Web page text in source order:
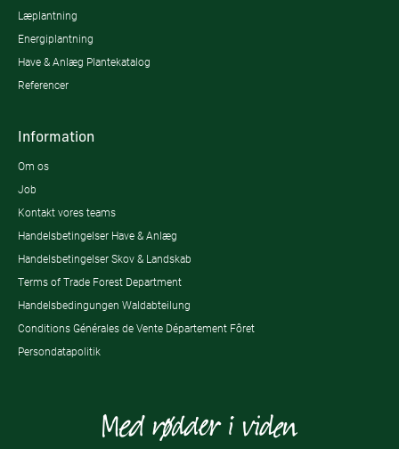
Læplantning
Energiplantning
Have & Anlæg Plantekatalog
Referencer
Information
Om os
Job
Kontakt vores teams
Handelsbetingelser Have & Anlæg
Handelsbetingelser Skov & Landskab
Terms of Trade Forest Department
Handelsbedingungen Waldabteilung
Conditions Générales de Vente Département Fôret
Persondatapolitik